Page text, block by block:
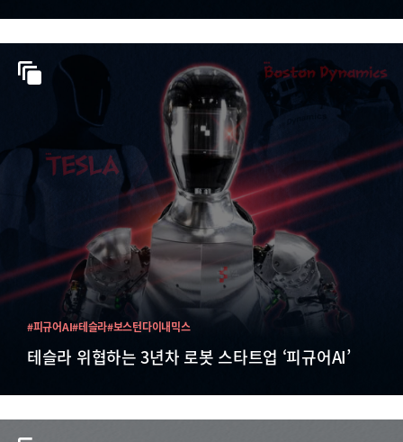
테슬라 위협하는 3년차 로봇 스타트업 ‘피규어AI’
#피규어AI#테슬라#보스턴다이내믹스